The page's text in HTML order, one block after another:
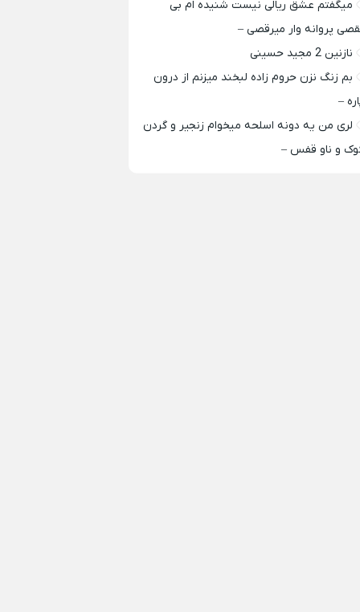
میگفتم عشق ریالی نیست شنیده ام بی
پروانه وار میرقصی –
نازنین 2 مجید حسینی
بم زنگ نزن حروم زاده لبخند میزنم از درون
–
لری من یه دونه اسلحه میخوام زﻧﺠﻴﺮ و ﮔﺮدن
و ﻧﺎو ﻗﻔﺲ –